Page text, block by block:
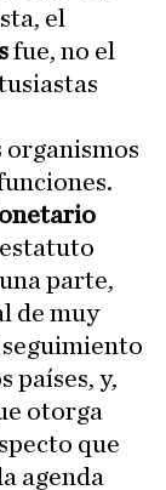
el
fue, no el
organismos
parte,
de muy
seguimiento
países, y,
otorga
que
agenda